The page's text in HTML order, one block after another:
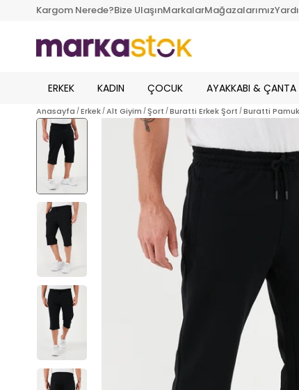
Kargom Nerede?Bize UlaşınMarkalarMağazalarımız
ERKEK KADIN ÇOCUK AYAKKABI & ÇANTA
Anasayfa Erkek Alt Giyim Şort Buratti Erkek Şort Buratti